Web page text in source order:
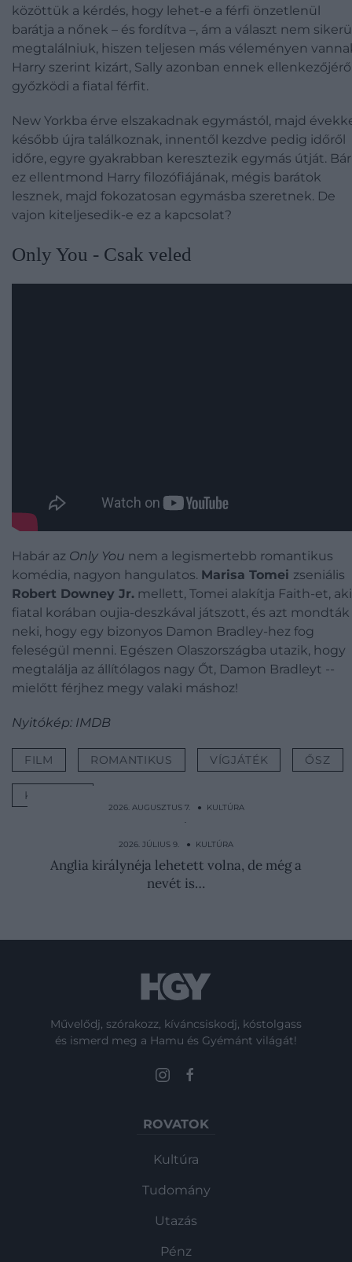
közöttük a kérdés, hogy lehet-e a férfi önzetlenül
barátja a nőnek – és fordítva –, ám a választ nem
megtalálniuk, hiszen teljesen más véleményen
Harry szerint kizárt, Sally azonban ennek
győzködi a fiatal férfit.
New Yorkba érve elszakadnak egymástól, majd
később újra találkoznak, innentől kezdve pedig időről
időre, egyre gyakrabban keresztezik egymás útját. Bár
ez ellentmond Harry filozófiájának, mégis barátok
lesznek, majd fokozatosan egymásba szeretnek. De
vajon kiteljesedik-e ez a kapcsolat?
Only You - Csak veled
Habár az Only You nem a legismertebb romantikus
komédia, nagyon hangulatos. Marisa Tomei zseniális
Robert Downey Jr. mellett, Tomei alakítja Faith-et, aki
fiatal korában oujia-deszkával játszott, és azt mondták
neki, hogy egy bizonyos Damon Bradley-hez fog
feleségül menni. Egészen Olaszországba utazik, hogy
megtalálja az állítólagos nagy Őt, Damon Bradleyt --
mielőtt férjhez megy valaki máshoz!
Nyitókép: IMDB
FILM ROMANTIKUS VÍGJÁTÉK ŐSZ
KULTÚRA
2026. AUGUSZTUS 7. ● KULTÚRA
A középkori bordélyházakban veréssel és
éheztetéssel…
2026. JÚLIUS 9. ● KULTÚRA
Anglia királynéja lehetett volna, de még a
nevét is…
Művelődj, szórakozz, kíváncsiskodj, kóstolgass
és ismerd meg a Hamu és Gyémánt világát!
ROVATOK
Kultúra
Tudomány
Utazás
Pénz